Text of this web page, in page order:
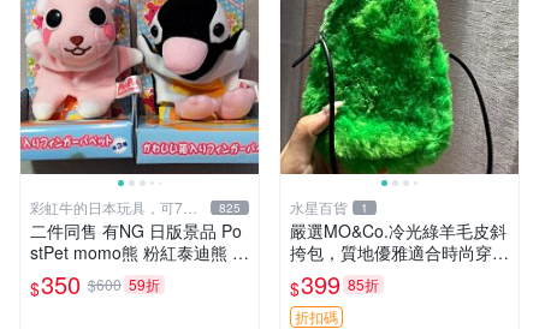
彩虹牛的日本玩具，可7取
付
825
二件同售 有NG 日版景品 Po
stPet momo熊 粉紅泰迪熊 妹
妹 comomo 企鵝 娃娃 布偶
手指頭 娃娃
$350 $600 59折
水星百貨 1
嚴選MO&Co.冷光綠羊毛皮斜
挎包，質地優雅適合時尚穿搭
冷光綠 皮包 斜挎包
$399 85折
折扣碼